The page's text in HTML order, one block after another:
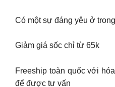
Có một sự đáng yêu ở
Giảm giá sốc chỉ từ 65k
Freeship toàn quốc với
để được tư vấn